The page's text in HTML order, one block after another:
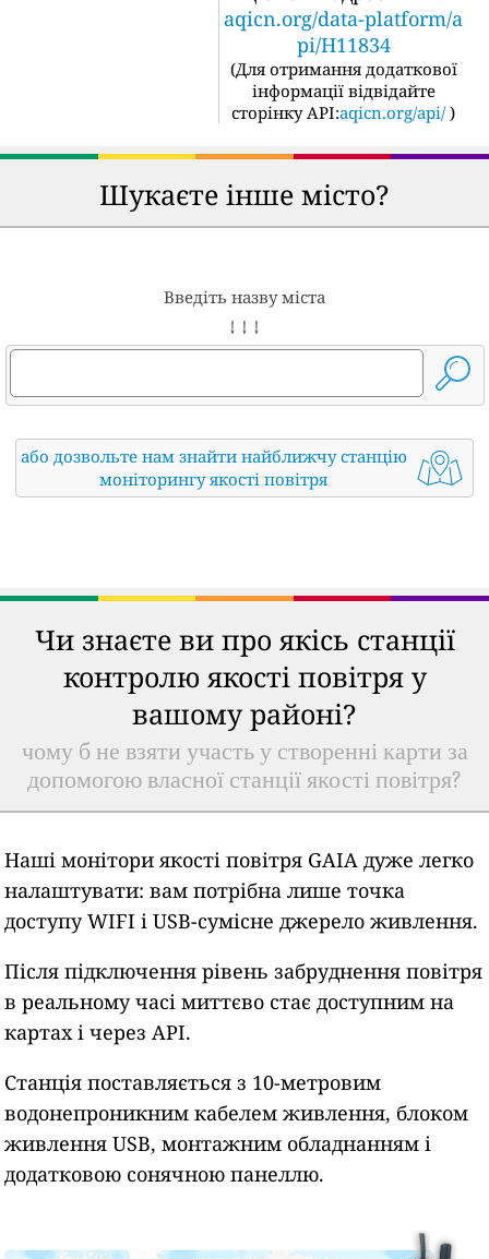
aqicn.org/data-platform/a
pi/H11834
(Для отримання додаткової
інформації відвідайте
сторінку API:aqicn.org/api/ )
Шукаєте інше місто?
Введіть назву міста
↓ ↓ ↓
або дозвольте нам знайти найближчу станцію
моніторингу якості повітря
Чи знаєте ви про якісь станції
контролю якості повітря у
вашому районі?
чому б не взяти участь у створенні карти за
допомогою власної станції якості повітря?
Наші монітори якості повітря GAIA дуже легко
налаштувати: вам потрібна лише точка
доступу WIFI і USB-сумісне джерело живлення.
Після підключення рівень забруднення повітря
в реальному часі миттєво стає доступним на
картах і через API.
Станція поставляється з 10-метровим
водонепроникним кабелем живлення, блоком
живлення USB, монтажним обладнанням і
додатковою сонячною панеллю.